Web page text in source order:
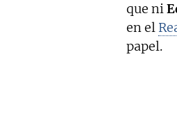
que ni
en el
papel.